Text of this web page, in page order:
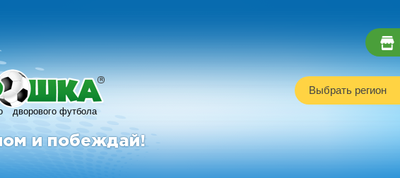
дворового футбола
R
и побеждай!
Выбрать регион